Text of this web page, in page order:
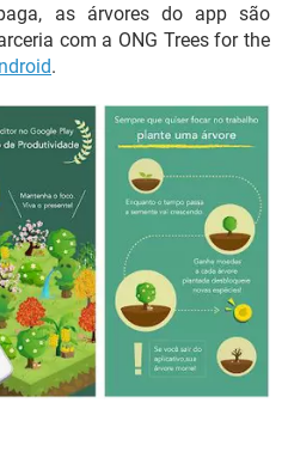
as árvores do app são
com a ONG Trees for the
.